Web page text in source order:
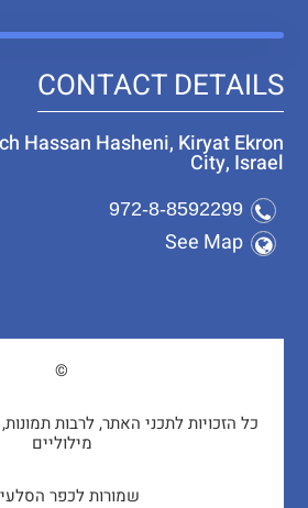
CONTACT DETAILS
Hassan Hasheni, Kiryat Ekron
City, Israel
972-8-8592299
See Map
©
כל הזכויות לתכני האתר, לרבות
מילוליים
שמורות לכפר